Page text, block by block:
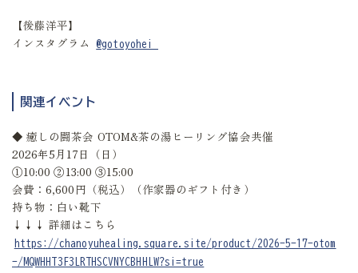
【後藤洋平】
インスタグラム
@gotoyohei_
関連イベント
◆ 癒しの闘茶会 OTOM&茶の湯ヒーリング協会共催
2026年5月17日（日）
①10:00 ②13:00 ③15:00
会費：6,600円（税込）（作家器のギフト付き）
持ち物：白い靴下
↓↓↓ 詳細はこちら
https://chanoyuhealing.square.site/product/2026-5-17-otom
-/MQWHHT3F3LRTHSCVNYCBHHLW?si=true